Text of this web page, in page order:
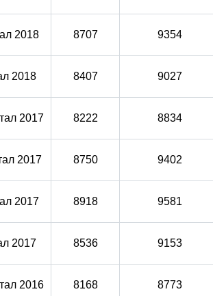
2018 8707 9354
2018 8407 9027
2017 8222 8834
2017 8750 9402
2017 8918 9581
2017 8536 9153
2016 8168 8773